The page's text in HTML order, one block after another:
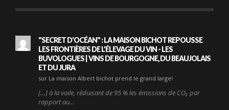
"SECRET D'OCÉAN" : LA MAISON BICHOT REPOUSSE
LES FRONTIÈRES DE L'ÉLEVAGE DU VIN - LES
BUVOLOGUES | VINS DE BOURGOGNE, DU BEAUJOLAIS
ET DU JURA
sur La maison Albert bichot prend le grand large!
[…] à la voile, réduisant de 95 % les émissions de CO₂ par
rapport au…